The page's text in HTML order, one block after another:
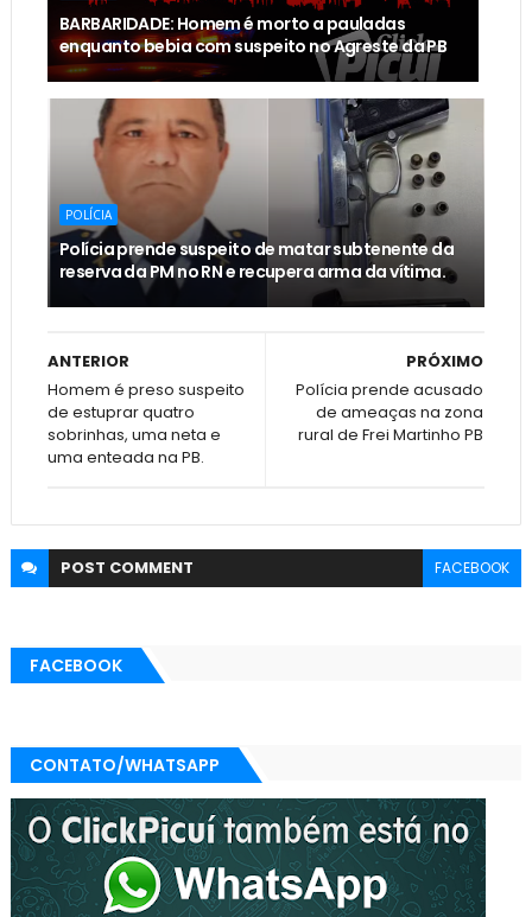
BARBARIDADE: Homem é morto a pauladas
enquanto bebia com suspeito no Agreste da PB
POLÍCIA
Polícia prende suspeito de matar subtenente da
reserva da PM no RN e recupera arma da vítima.
PRÓXIMO
Polícia prende acusado
de ameaças na zona
rural de Frei Martinho PB
ANTERIOR
Homem é preso suspeito
de estuprar quatro
sobrinhas, uma neta e
uma enteada na PB.
POST COMMENT FACEBOOK
FACEBOOK
CONTATO/WHATSAPP